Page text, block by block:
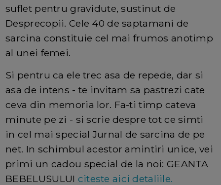
suflet pentru gravidute, sustinut de
Desprecopii. Cele 40 de saptamani de
sarcina constituie cel mai frumos anotimp
al unei femei.
Si pentru ca ele trec asa de repede, dar si
asa de intens - te invitam sa pastrezi cate
ceva din memoria lor. Fa-ti timp cateva
minute pe zi - si scrie despre tot ce simti
in cel mai special Jurnal de sarcina de pe
net. In schimbul acestor amintiri unice, vei
primi un cadou special de la noi: GEANTA
BEBELUSULUI citeste aici detaliile.